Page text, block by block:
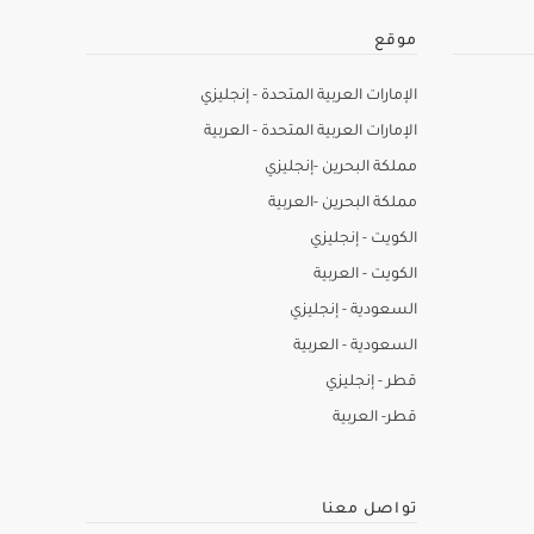
موقع
الإمارات العربية المتحدة - إنجليزي
الإمارات العربية المتحدة - العربية
مملكة البحرين -إنجليزي
مملكة البحرين -العربية
الكويت - إنجليزي
الكويت - العربية
السعودية - إنجليزي
السعودية - العربية
قطر - إنجليزي
قطر- العربية
تواصل معنا